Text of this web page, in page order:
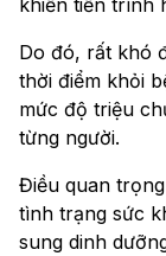
khiến tiến trình
Do đó, rất khó
thời điểm khỏi
mức độ triệu
từng người.
Điều quan
tình trạng sức
sung dinh